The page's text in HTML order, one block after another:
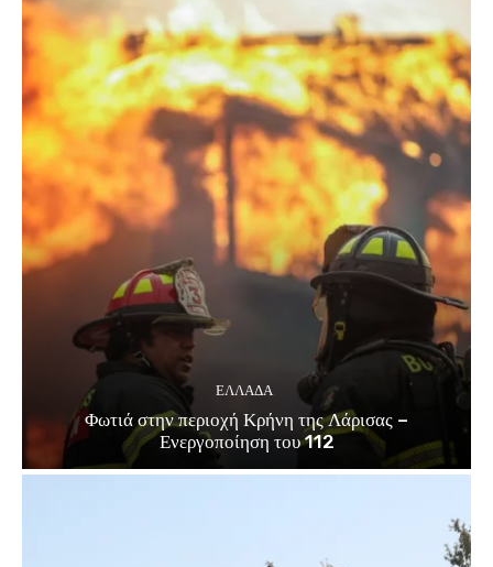
ΕΛΛΑΔΑ
Φωτιά στην περιοχή Κρήνη της Λάρισας –
Ενεργοποίηση του 112